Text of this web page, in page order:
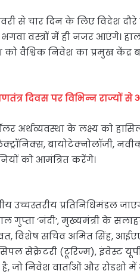
से चार दिन के लिए विदेश
वस्त्रों में ही नजर आएंगे।
को वैश्विक निवेश का प्रमुख
दिवस पर विभिन्न राज्यों
अर्थव्यवस्था के लक्ष्य को
बायोटेक्नोलॉजी,
को आमंत्रित करेंगे।
प्रतिनिधिमंडल
गुप्ता ‘नंदी’, मुख्यमंत्री के
विशेष सचिव अमित सिंह,
सेक्रेटरी (टूरिज्म),
है, जो निवेश वार्ताओं और रोडशो